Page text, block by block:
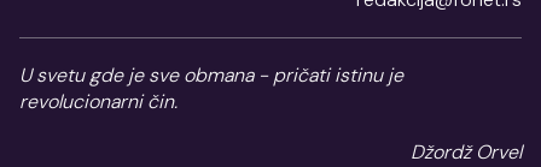
U svetu gde je sve obmana - pričati istinu je
revolucionarni čin.
Džordž Orvel